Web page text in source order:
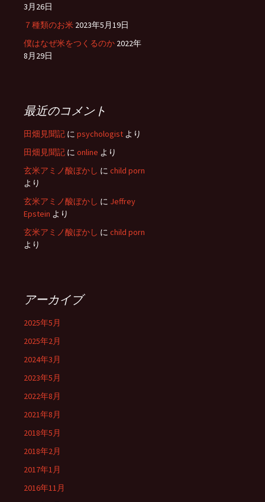
3月26日
７種類のお米 2023年5月19日
僕はなぜ米をつくるのか 2022年
8月29日
最近のコメント
田畑見聞記 に psychologist より
田畑見聞記 に online より
玄米アミノ酸ぼかし に child porn
より
玄米アミノ酸ぼかし に Jeffrey
Epstein より
玄米アミノ酸ぼかし に child porn
より
アーカイブ
2025年5月
2025年2月
2024年3月
2023年5月
2022年8月
2021年8月
2018年5月
2018年2月
2017年1月
2016年11月